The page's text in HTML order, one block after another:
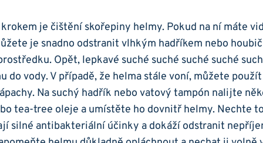
je čištění ⁢skořepiny helmy. Pokud ⁣na ní‍ máte
je‍ snadno odstranit⁢ vlhkým hadříkem ⁢nebo
Opět, lepkavé suché ‌suché ⁤suché suché⁢
do vody. V případě, že⁢ helma ⁣stále voní, můžete
Na suchý hadřík nebo ⁤vatový‍ tampón nalijte
tea-tree oleje a umístěte⁢ ho dovnitř helmy. Nechte
silné antibakteriální⁣ účinky ⁣a dokáží odstranit